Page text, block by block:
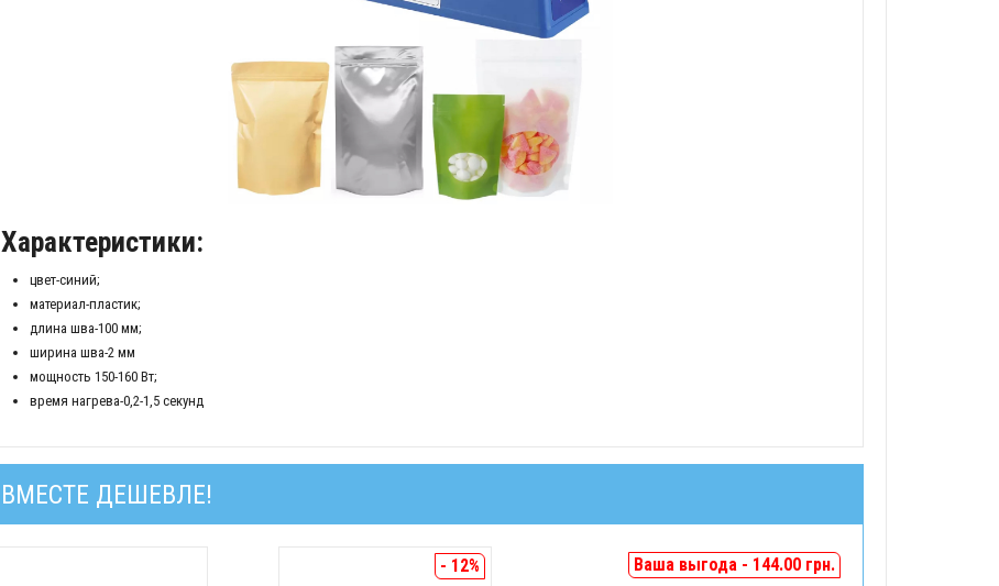
Характеристики:
цвет-синий;
материал-пластик;
длина шва-100 мм;
ширина шва-2 мм
мощность 150-160 Вт;
время нагрева-0,2-1,5 секунд
ВМЕСТЕ ДЕШЕВЛЕ!
- 12% Ваша выгода - 144.00 грн.